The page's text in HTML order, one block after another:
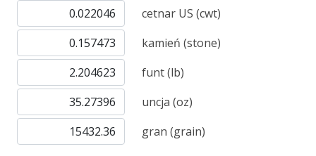
cetnar US (cwt)
kamień (stone)
funt (lb)
uncja (oz)
gran (grain)